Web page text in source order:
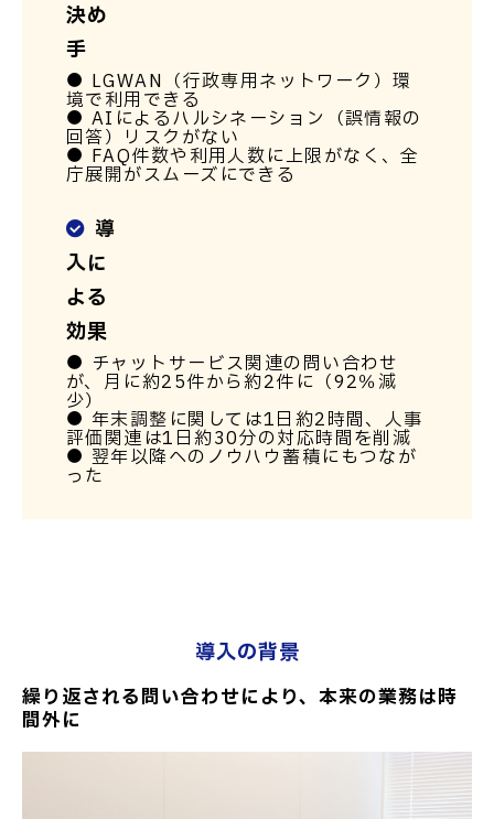
決め
手
● LGWAN（行政専用ネットワーク）環
境で利用できる
● AIによるハルシネーション（誤情報の
回答）リスクがない
● FAQ件数や利用人数に上限がなく、全
庁展開がスムーズにできる
導
入に
よる
効果
● チャットサービス関連の問い合わせ
が、月に約25件から約2件に（92％減
少）
● 年末調整に関しては1日約2時間、人事
評価関連は1日約30分の対応時間を削減
● 翌年以降へのノウハウ蓄積にもつなが
った
導入の背景
繰り返される問い合わせにより、本来の業務は時
間外に